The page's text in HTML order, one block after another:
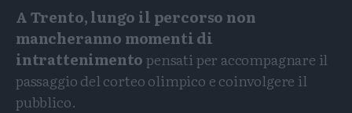
A Trento, lungo il percorso non
mancheranno momenti di
intrattenimentopensati per accompagnare il
passaggio del corteo olimpico e coinvolgere il
pubblico.